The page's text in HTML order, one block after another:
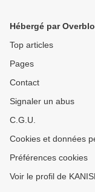
Hébergé par
Top articles
Pages
Contact
Signaler un abus
C.G.U.
Cookies et données
Préférences cookies
Voir le profil de